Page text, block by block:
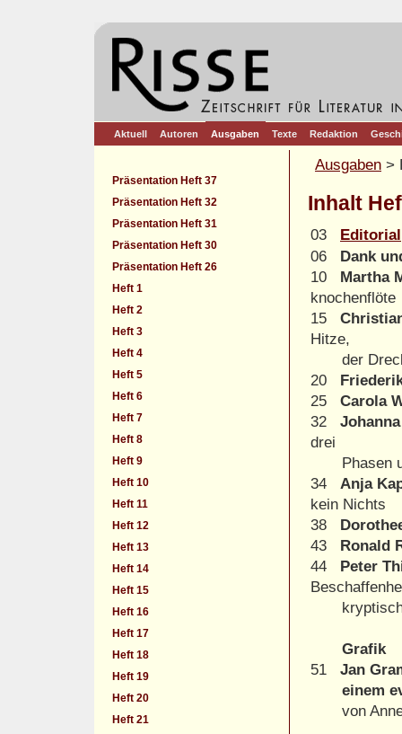
Aktuell Autoren Ausgaben Texte Redaktion
Präsentation Heft 37
Präsentation Heft 32
Präsentation Heft 31
Präsentation Heft 30
Präsentation Heft 26
Heft 1
Heft 2
Heft 3
Heft 4
Heft 5
Heft 6
Heft 7
Heft 8
Heft 9
Heft 10
Heft 11
Heft 12
Heft 13
Heft 14
Heft 15
Heft 16
Heft 17
Heft 18
Heft 19
Heft 20
Heft 21
Ausgaben >
Inhalt
03
Editorial
06
Dank
10
Martha
knochenflöte
15
Hitze,
der Dreck
20
25 Carola
32
drei
Phasen
34 Anja
kein Nichts
38
43
Ronald
44
Peter
Grafik
51 Jan
einem
von Anne